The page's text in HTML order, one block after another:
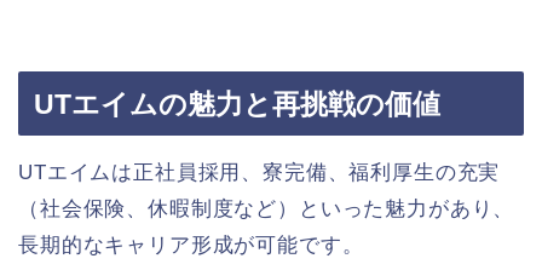
UTエイムの魅力と再挑戦の価値
UTエイムは正社員採用、寮完備、福利厚生の充実
（社会保険、休暇制度など）といった魅力があり、
長期的なキャリア形成が可能です。